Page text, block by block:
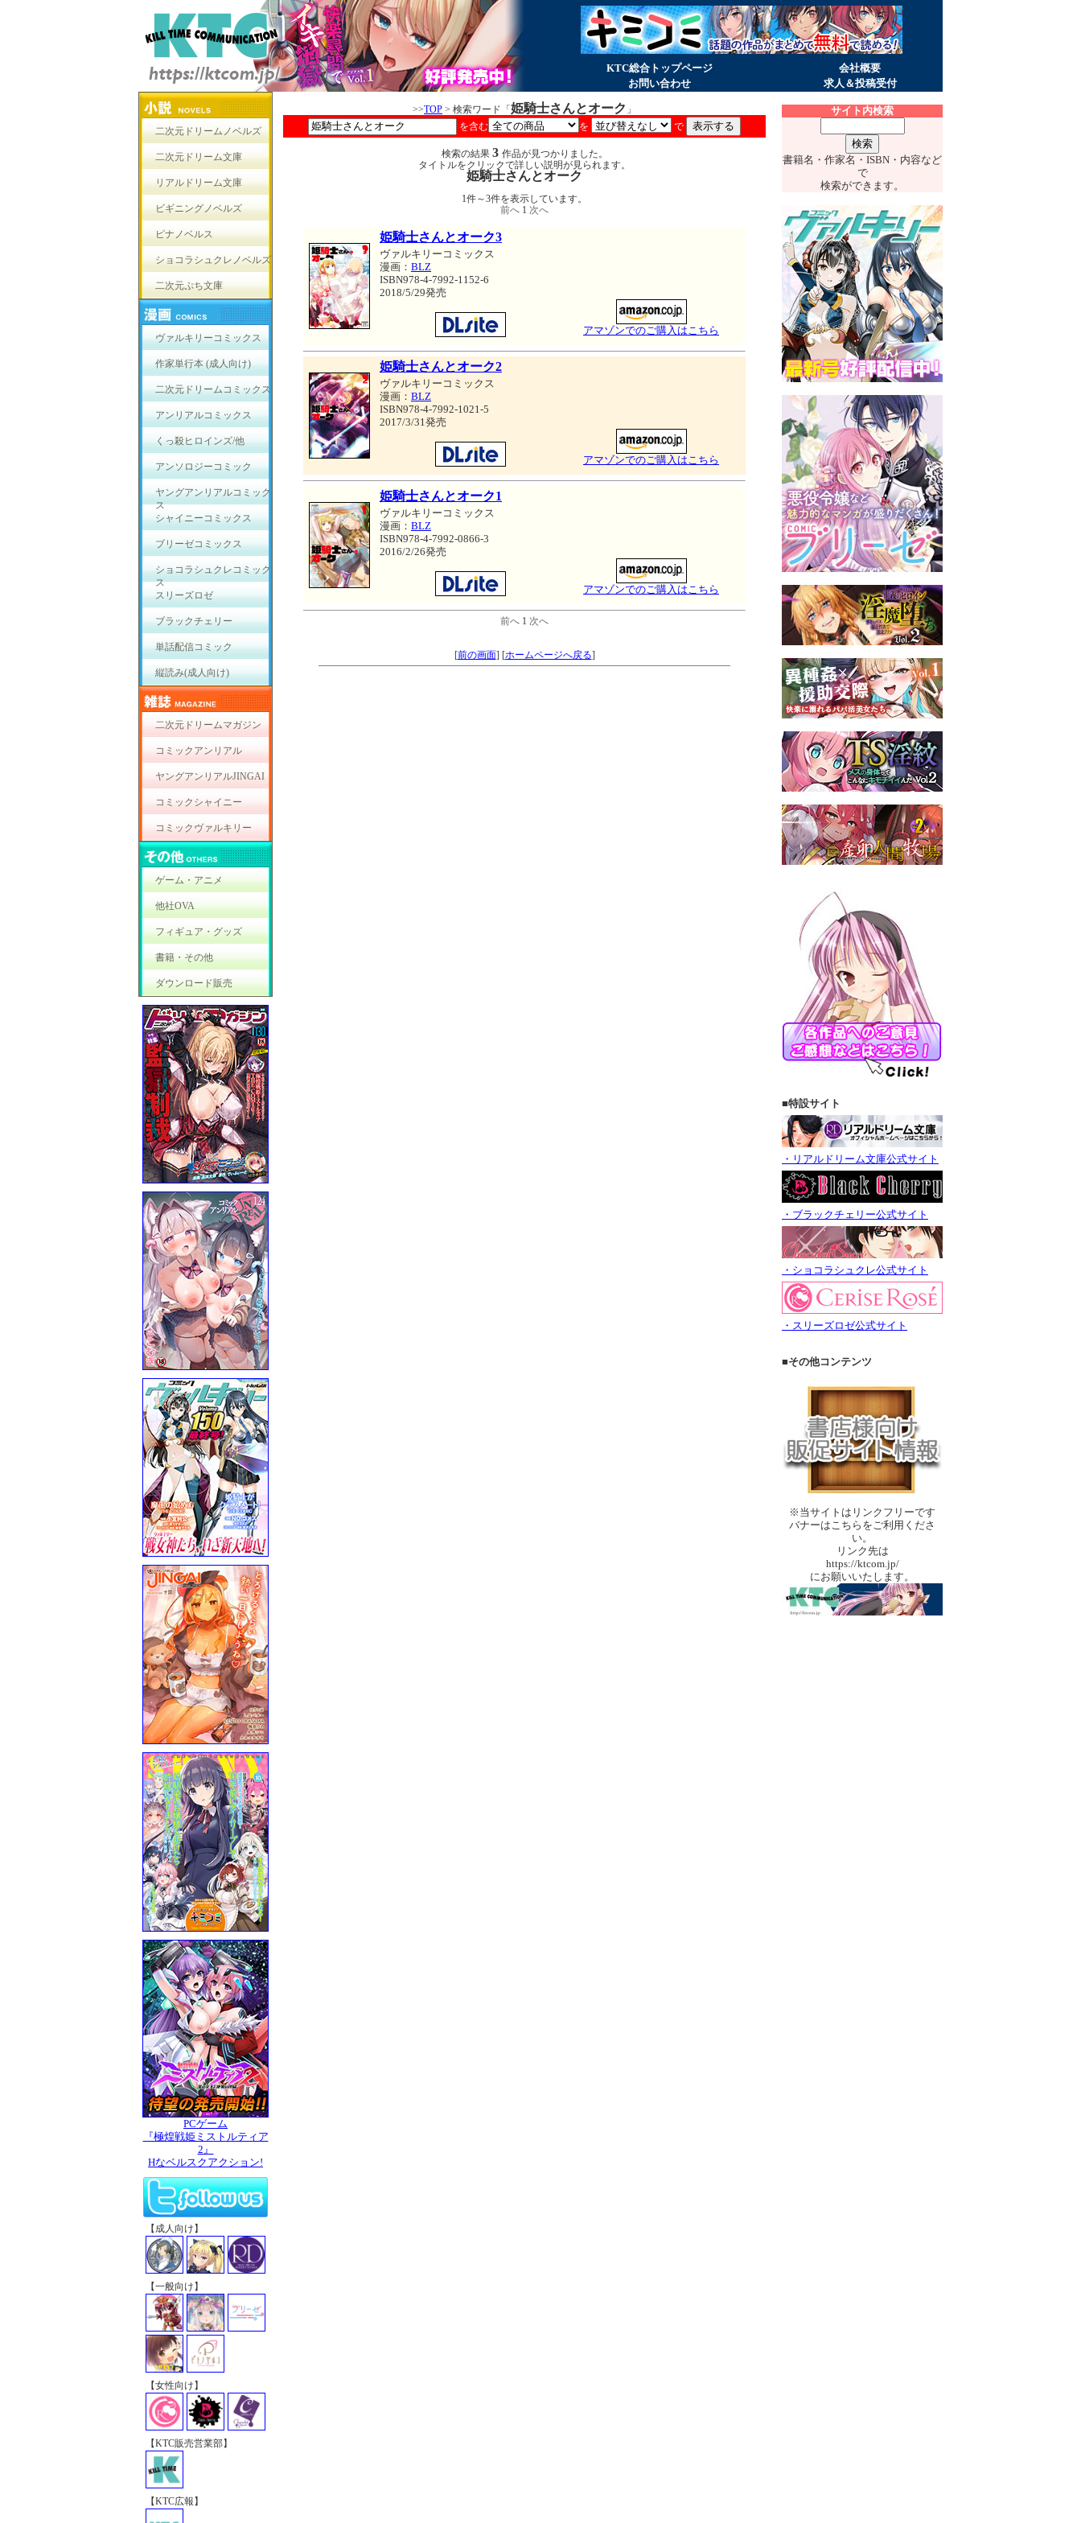
KTC総合トップページ
会社概要
お問い合わせ
求人＆投稿受付
二次元ドリームノベルズ
二次元ドリーム文庫
リアルドリーム文庫
ビギニングノベルズ
ピナノベルス
ショコラシュクレノベルズ
二次元ぷち文庫
ヴァルキリーコミックス
作家単行本 (成人向け)
二次元ドリームコミックス
アンリアルコミックス
くっ殺ヒロインズ/他
アンソロジーコミック
ヤングアンリアルコミック
ス
シャイニーコミックス
ブリーゼコミックス
ショコラシュクレコミック
ス
スリーズロゼ
ブラックチェリー
単話配信コミック
縦読み(成人向け)
二次元ドリームマガジン
コミックアンリアル
ヤングアンリアルJINGAI
コミックシャイニー
コミックヴァルキリー
ゲーム・アニメ
他社OVA
フィギュア・グッズ
書籍・その他
ダウンロード販売
PCゲーム
『極煌戦姫ミストルティア
2』
Hなベルスクアクション!
【成人向け】
【一般向け】
【女性向け】
【KTC販売営業部】
【KTC広報】
>>TOP > 検索ワード「 姫騎士さんとオーク 」
を含む
を で
検索の結果 3 作品が見つかりました。
タイトルをクリックで詳しい説明が見られます。
姫騎士さんとオーク
1件～3件を表示しています。
前へ 1 次へ
姫騎士さんとオーク3
ヴァルキリーコミックス
漫画： BLZ
ISBN978-4-7992-1152-6
2018/5/29発売
アマゾンでのご購入はこちら
姫騎士さんとオーク2
ヴァルキリーコミックス
漫画： BLZ
ISBN978-4-7992-1021-5
2017/3/31発売
アマゾンでのご購入はこちら
姫騎士さんとオーク1
ヴァルキリーコミックス
漫画： BLZ
ISBN978-4-7992-0866-3
2016/2/26発売
アマゾンでのご購入はこちら
前へ 1 次へ
[前の画面] [ホームページへ戻る]
サイト内検索
書籍名・作家名・ISBN・内容など
で
検索ができます。
■特設サイト
・リアルドリーム文庫公式サイト
・ブラックチェリー公式サイト
・ショコラシュクレ公式サイト
・スリーズロゼ公式サイト
■その他コンテンツ
※当サイトはリンクフリーです
バナーはこちらをご利用くださ
い。
リンク先は
https://ktcom.jp/
にお願いいたします。